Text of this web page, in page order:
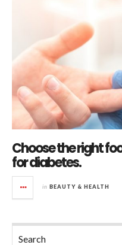
Choose the right
for diabetes.
in BEAUTY & HEALTH
Search